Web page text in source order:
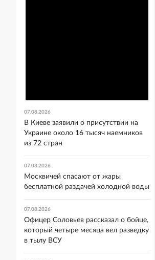
07.08.2026
В Киеве заявили о присутствии на
Украине около 16 тысяч наемников
из 72 стран
07.08.2026
Москвичей спасают от жары
бесплатной раздачей холодной воды
07.08.2026
Офицер Соловьев рассказал о бойце,
который четыре месяца вел разведку
в тылу ВСУ